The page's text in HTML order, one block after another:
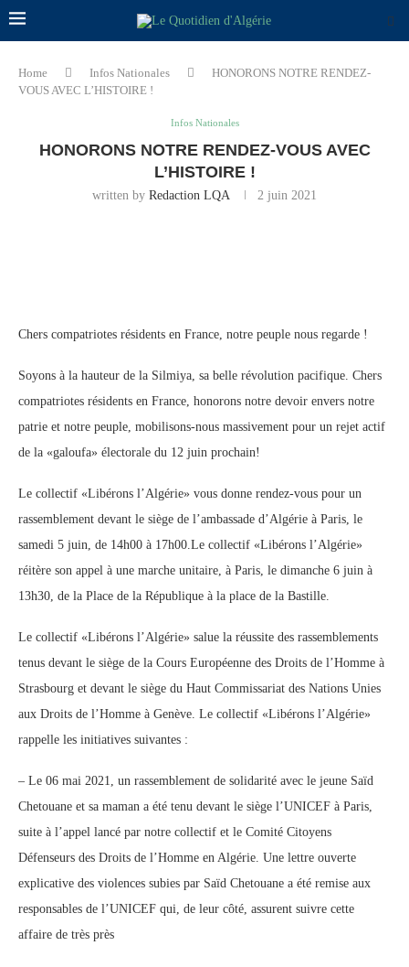
Home Infos Nationales
HONORONS NOTRE RENDEZ-
VOUS AVEC L’HISTOIRE !
Infos Nationales
HONORONS NOTRE RENDEZ-VOUS AVEC
L’HISTOIRE !
written by Redaction LQA 2 juin 2021
Chers compatriotes résidents en France, notre peuple nous regarde !
Soyons à la hauteur de la Silmiya, sa belle révolution pacifique. Chers
compatriotes résidents en France, honorons notre devoir envers notre
patrie et notre peuple, mobilisons-nous massivement pour un rejet actif
de la «galoufa» électorale du 12 juin prochain!
Le collectif «Libérons l’Algérie» vous donne rendez-vous pour un
rassemblement devant le siège de l’ambassade d’Algérie à Paris, le
samedi 5 juin, de 14h00 à 17h00.Le collectif «Libérons l’Algérie»
réitère son appel à une marche unitaire, à Paris, le dimanche 6 juin à
13h30, de la Place de la République à la place de la Bastille.
Le collectif «Libérons l’Algérie» salue la réussite des rassemblements
tenus devant le siège de la Cours Européenne des Droits de l’Homme à
Strasbourg et devant le siège du Haut Commissariat des Nations Unies
aux Droits de l’Homme à Genève. Le collectif «Libérons l’Algérie»
rappelle les initiatives suivantes :
– Le 06 mai 2021, un rassemblement de solidarité avec le jeune Saïd
Chetouane et sa maman a été tenu devant le siège l’UNICEF à Paris,
suite à l’appel lancé par notre collectif et le Comité Citoyens
Défenseurs des Droits de l’Homme en Algérie. Une lettre ouverte
explicative des violences subies par Saïd Chetouane a été remise aux
responsables de l’UNICEF qui, de leur côté, assurent suivre cette
affaire de très près